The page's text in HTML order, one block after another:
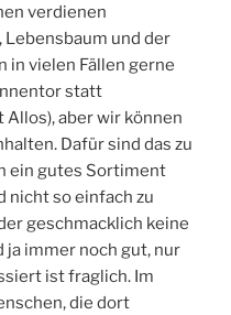
verdienen
und der
in vielen Fällen gerne
statt
aber wir können
Dafür sind das zu
ein gutes Sortiment
nicht so einfach zu
geschmacklich keine
immer noch gut, nur
ist fraglich. Im
die dort